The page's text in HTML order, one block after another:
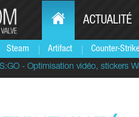
Steam Artifact Counter-
ACTUALITÉ
- Optimisation vidéo, stickers